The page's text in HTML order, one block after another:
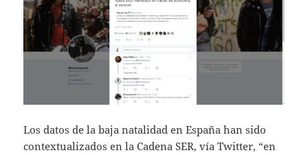
Los datos de la baja natalidad en España han sido
contextualizados en la Cadena SER, vía Twitter, “en